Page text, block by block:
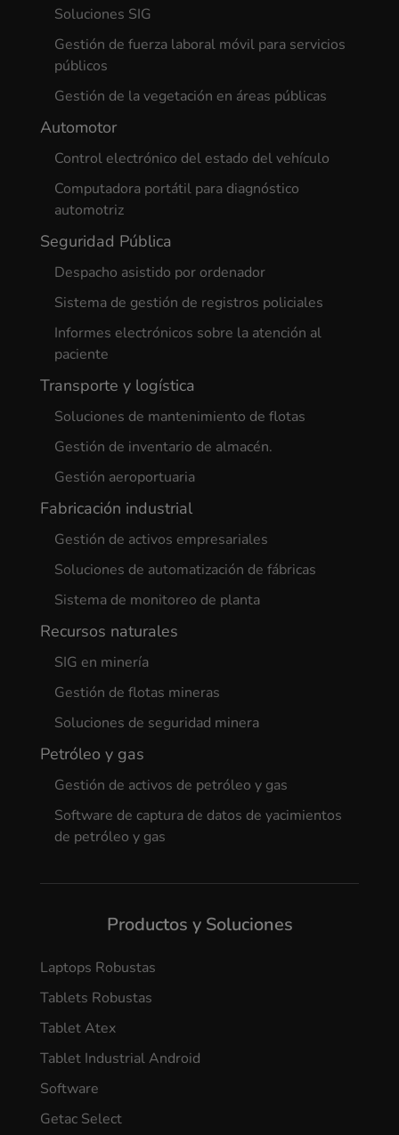
Soluciones SIG
Gestión de fuerza laboral móvil para servicios
públicos
Gestión de la vegetación en áreas públicas
Automotor
Control electrónico del estado del vehículo
Computadora portátil para diagnóstico
automotriz
Seguridad Pública
Despacho asistido por ordenador
Sistema de gestión de registros policiales
Informes electrónicos sobre la atención al
paciente
Transporte y logística
Soluciones de mantenimiento de flotas
Gestión de inventario de almacén.
Gestión aeroportuaria
Fabricación industrial
Gestión de activos empresariales
Soluciones de automatización de fábricas
Sistema de monitoreo de planta
Recursos naturales
SIG en minería
Gestión de flotas mineras
Soluciones de seguridad minera
Petróleo y gas
Gestión de activos de petróleo y gas
Software de captura de datos de yacimientos
de petróleo y gas
Productos y Soluciones
Laptops Robustas
Tablets Robustas
Tablet Atex
Tablet Industrial Android
Software
Getac Select